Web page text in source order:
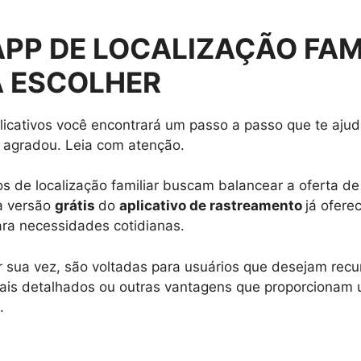
DE LOCALIZAÇÃO
você encontrará um passo a passo que te
Leia com atenção.
de localização familiar buscam balancear a oferta
versão grátis do aplicativo de rastreamento já
necessidades cotidianas.
sua vez, são voltadas para usuários que desejam
detalhados ou outras vantagens que proporcionam